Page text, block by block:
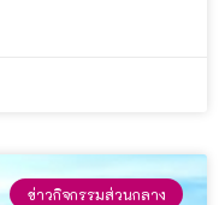
ข่าวกิจกรรมส่วนกลาง